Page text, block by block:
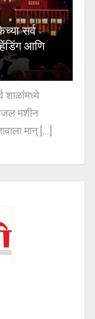
सर्व
आणि
शाळांमध्ये
मशीन
मान् [...]